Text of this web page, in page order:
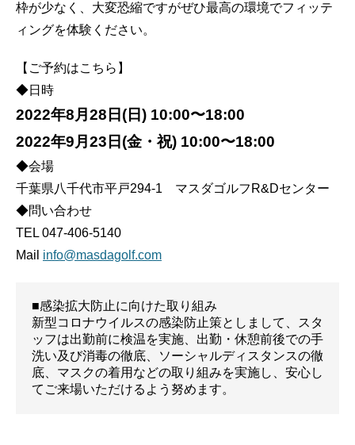
枠が少なく、大変恐縮ですがぜひ最高の環境でフィッテ
ィングを体験ください。
【ご予約はこちら】
◆日時
2022年8月28日(日) 10:00〜18:00
2022年9月23日(金・祝) 10:00〜18:00
◆会場
千葉県八千代市平戸294-1 マスダゴルフR&Dセンター
◆問い合わせ
TEL 047-406-5140
Mail info@masdagolf.com
■感染拡大防止に向けた取り組み
新型コロナウイルスの感染防⽌策としまして、スタ
ッフは出勤前に検温を実施、出勤・休憩前後での⼿
洗い及び消毒の徹底、ソーシャルディスタンスの徹
底、マスクの着⽤などの取り組みを実施し、安⼼し
てご来場いただけるよう努めます。